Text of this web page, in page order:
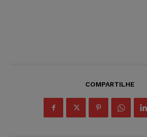
COMPARTILHE